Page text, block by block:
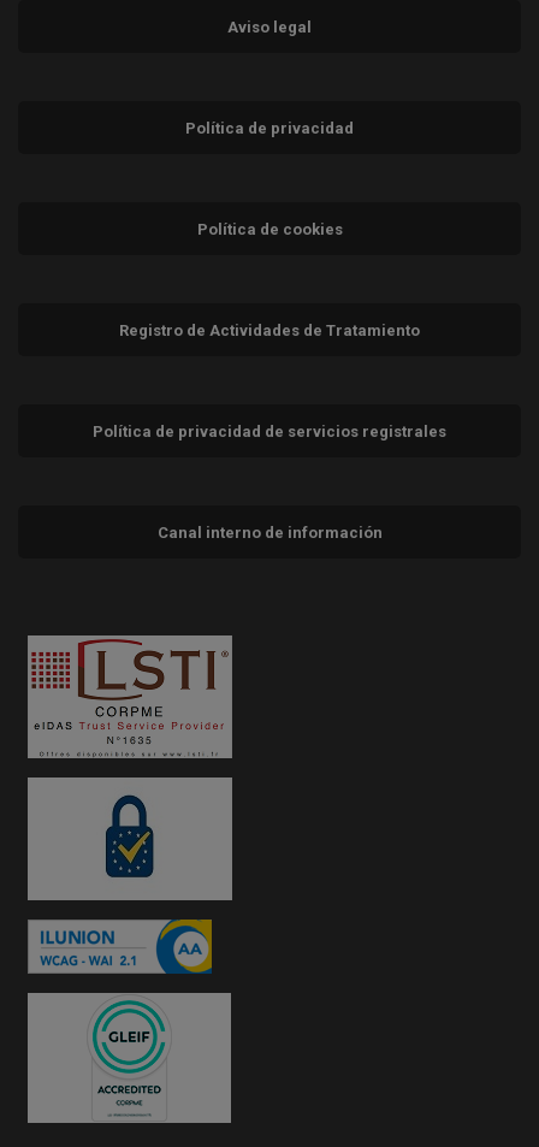
Aviso legal
Política de privacidad
Política de cookies
Registro de Actividades de Tratamiento
Política de privacidad de servicios registrales
Canal interno de información